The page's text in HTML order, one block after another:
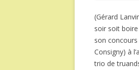
(Gérard
soir soit
son
Consigny) à
trio de